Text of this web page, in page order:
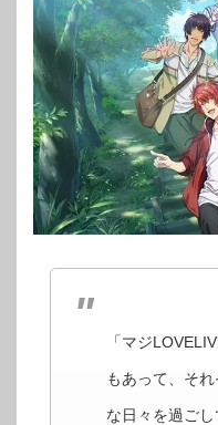
「マジ
もあって、そ
な日々を過ご